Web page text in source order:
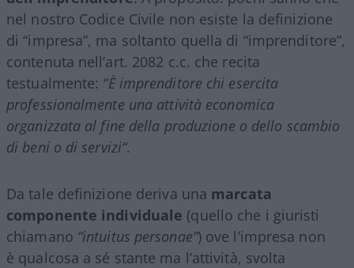
nel nostro Codice Civile non esiste la definizione
di “impresa”, ma soltanto quella di “imprenditore”,
contenuta nell’art. 2082 c.c. che recita
testualmente: “È imprenditore chi esercita
professionalmente una attività economica
organizzata al fine della produzione o dello scambio
di beni o di servizi“.
Da tale definizione deriva una marcata
componente individuale (quello che i giuristi
chiamano “intuitus personae”) ove l’impresa non
è qualcosa a sé stante ma l’attività, svolta